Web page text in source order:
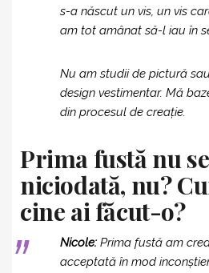
s-a născut un vis, un vis
am tot amânat să-l iau în
Nu am studii de pictură
design vestimentar. Mă
din procesul de creație.
Prima fustă nu
niciodată, nu?
cine ai făcut-o?
Nicole: Prima fustă am
acceptată în mod